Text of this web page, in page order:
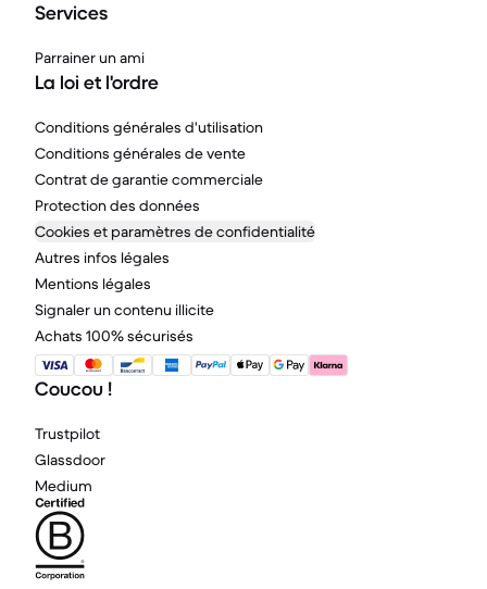
Services
Parrainer un ami
La loi et l'ordre
Conditions générales d'utilisation
Conditions générales de vente
Contrat de garantie commerciale
Protection des données
Cookies et paramètres de confidentialité
Autres infos légales
Mentions légales
Signaler un contenu illicite
Achats 100% sécurisés
Coucou !
Trustpilot
Glassdoor
Medium